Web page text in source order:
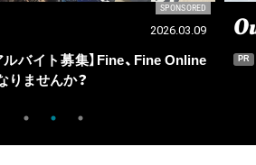
SPONSORED
2026.03.09
ルバイト募集】Fine、Fine Online
りませんか？
PR